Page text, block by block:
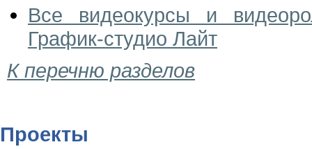
Все видеокурсы и
График-студио Лайт
К перечню разделов
Проекты